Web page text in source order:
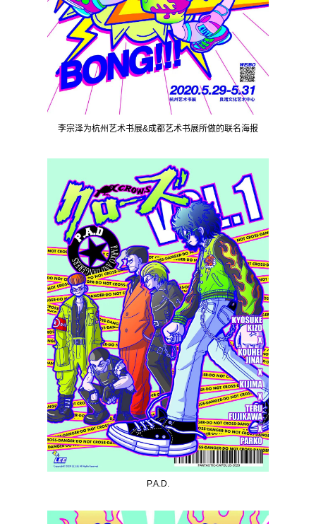
李宗泽为杭州艺术书展&成都艺术书展所做的联名海报
P.A.D.